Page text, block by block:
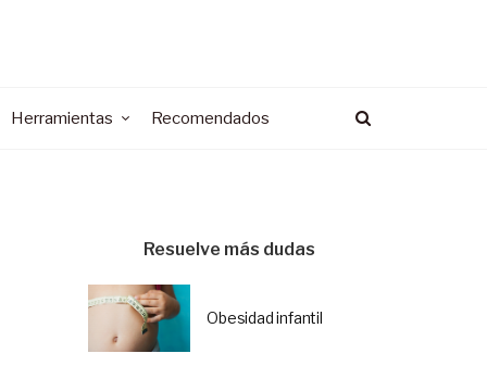
Herramientas Recomendados
Resuelve más dudas
Obesidad infantil